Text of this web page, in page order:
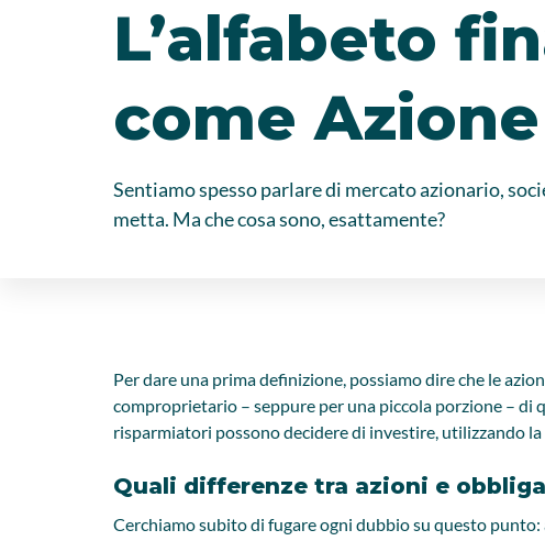
L’alfabeto
come Azione
Sentiamo spesso parlare di mercato azionario,
metta. Ma che cosa sono, esattamente?
Per dare una prima definizione, possiamo dire che le
comproprietario – seppure per una piccola porzione – di
risparmiatori possono decidere di investire, utilizzando
Quali differenze tra azioni e
Cerchiamo subito di fugare ogni dubbio su questo